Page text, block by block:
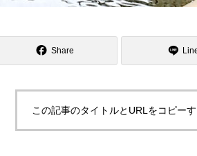
Share
この記事のタイトルとURLをコピー